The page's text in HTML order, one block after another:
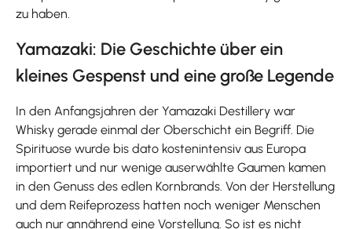
zu haben.
Yamazaki: Die Geschichte über ein
kleines Gespenst und eine große Legende
In den Anfangsjahren der Yamazaki Destillery war
Whisky gerade einmal der Oberschicht ein Begriff. Die
Spirituose wurde bis dato kostenintensiv aus Europa
importiert und nur wenige auserwählte Gaumen kamen
in den Genuss des edlen Kornbrands. Von der Herstellung
und dem Reifeprozess hatten noch weniger Menschen
auch nur annährend eine Vorstellung. So ist es nicht